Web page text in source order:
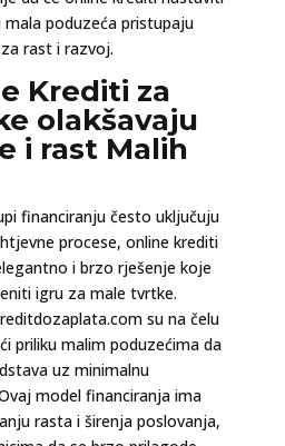
poduzeća pristupaju
rast i razvoj.
Krediti za
olakšavaju
i rast Malih
financiranju često uključuju
procese, online krediti
i brzo rješenje koje
igru za male tvrtke.
su na čelu
priliku malim poduzećima da
uz minimalnu
model financiranja ima
rasta i širenja poslovanja,